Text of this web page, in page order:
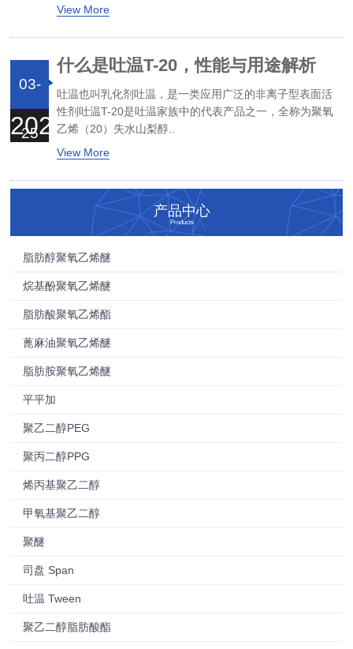
View More
03-
25
2026
什么是吐温T-20，性能与用途解析
吐温也叫乳化剂吐温，是一类应用广泛的非离子型表面活
性剂吐温T-20是吐温家族中的代表产品之一，全称为聚氧
乙烯（20）失水山梨醇..
View More
产品中心
Products
脂肪醇聚氧乙烯醚
烷基酚聚氧乙烯醚
脂肪酸聚氧乙烯酯
蓖麻油聚氧乙烯醚
脂肪胺聚氧乙烯醚
平平加
聚乙二醇PEG
聚丙二醇PPG
烯丙基聚乙二醇
甲氧基聚乙二醇
聚醚
司盘 Span
吐温 Tween
聚乙二醇脂肪酸酯